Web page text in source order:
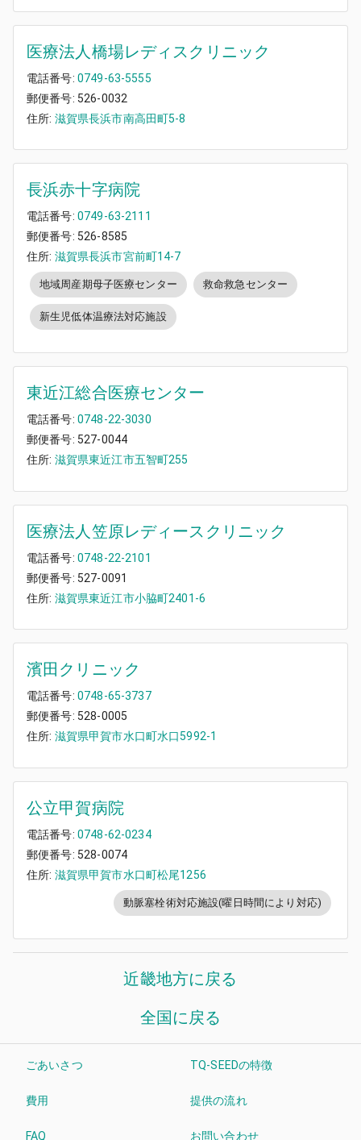
医療法人橋場レディスクリニック
電話番号: 0749-63-5555
郵便番号: 526-0032
住所: 滋賀県長浜市南高田町5-8
長浜赤十字病院
電話番号: 0749-63-2111
郵便番号: 526-8585
住所: 滋賀県長浜市宮前町14-7
地域周産期母子医療センター 救命救急センター
新生児低体温療法対応施設
東近江総合医療センター
電話番号: 0748-22-3030
郵便番号: 527-0044
住所: 滋賀県東近江市五智町255
医療法人笠原レディースクリニック
電話番号: 0748-22-2101
郵便番号: 527-0091
住所: 滋賀県東近江市小脇町2401-6
濱田クリニック
電話番号: 0748-65-3737
郵便番号: 528-0005
住所: 滋賀県甲賀市水口町水口5992-1
公立甲賀病院
電話番号: 0748-62-0234
郵便番号: 528-0074
住所: 滋賀県甲賀市水口町松尾1256
動脈塞栓術対応施設(曜日時間により対応)
近畿地方に戻る
全国に戻る
ごあいさつ TQ-SEEDの特徴
費用 提供の流れ
FAQ お問い合わせ